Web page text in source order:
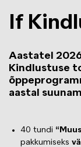
If
Aastatel
Kindlustuse
aastal
40 tundi
pakkumiseks